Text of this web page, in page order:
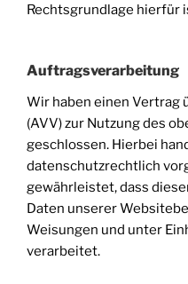
Rechtsgrundlage hierfür
Auftragsverarbeitung
Wir haben einen
(AVV) zur Nutzung des
geschlossen. Hierbei
datenschutzrechtlich
gewährleistet, dass
Daten unserer
Weisungen und unter
verarbeitet.